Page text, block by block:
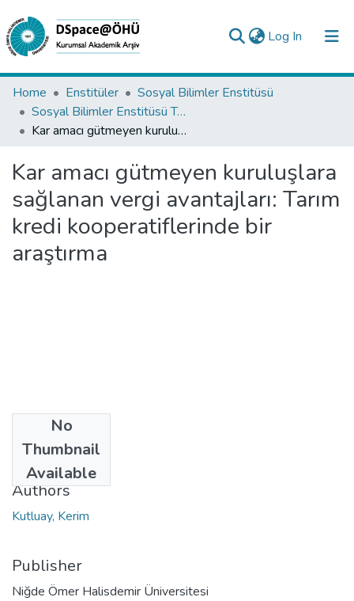
Log In (current)
Collections
All of DSpace
Analyze
Request/Question
Home Enstitüler
Sosyal Bilimler Enstitüsü
Sosyal Bilimler Enstitüsü Tez Koleksiyonu
Kar amacı gütmeyen kuruluşlara sağlanan vergi avantajları: Tarım kredi kooperatiflerinde bir araştırma
Kar amacı gütmeyen kuruluşlara
sağlanan vergi avantajları: Tarım
kredi kooperatiflerinde bir
araştırma
No
Thumbnail
Available
2023
Authors
Kutluay, Kerim
Publisher
Niğde Ömer Halisdemir Üniversitesi